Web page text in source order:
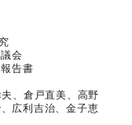
会
告書
、倉戸直美、高野
広利吉治、金子恵